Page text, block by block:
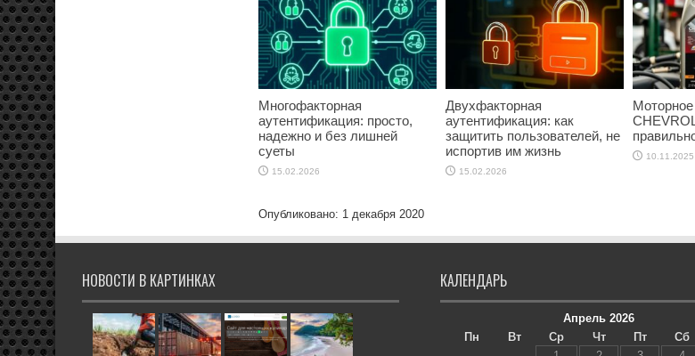
Многофакторная
аутентификация: просто,
надежно и без лишней
суеты
15.02.2026
Двухфакторная
аутентификация: как
защитить пользователей, не
испортив им жизнь
15.02.2026
10.11.2025
Опубликовано: 1 декабря 2020
НОВОСТИ В КАРТИНКАХ КАЛЕНДАРЬ
Апрель 2026
Пн
Вт Ср Чт Пт Сб